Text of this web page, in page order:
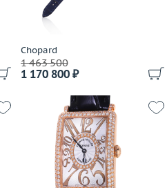
Chopard
1 463 500
1 170 800 ₽